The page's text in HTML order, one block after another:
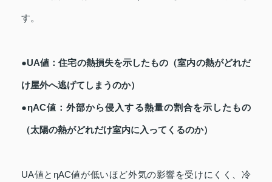
す。
●UA値：住宅の熱損失を示したもの（室内の熱がどれだ
け屋外へ逃げてしまうのか）
●ηAC値：外部から侵入する熱量の割合を示したもの
（太陽の熱がどれだけ室内に入ってくるのか）
UA値とηAC値が低いほど外気の影響を受けにくく、冷